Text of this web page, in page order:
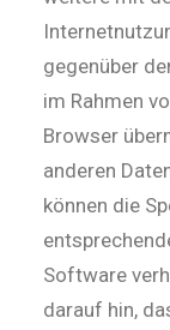
gegenüber
im Rahmen
Browser
anderen
können die
Software
darauf hin,